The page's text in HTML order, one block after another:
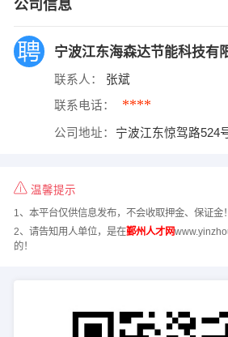
公司信息
宁波江东海森达节能科技有
联系人： 张斌
联系电话： ****
公司地址： 宁波江东惊驾路524
温馨提示
1、本平台仅供信息发布，不会收取押金、保证金！
2、请告知用人单位，是在鄞州人才网
的！